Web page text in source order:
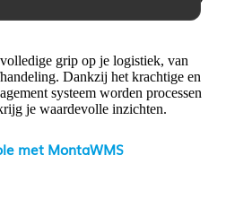
grip op je logistiek, van
Dankzij het krachtige en
systeem worden processen
je waardevolle inzichten.
met MontaWMS